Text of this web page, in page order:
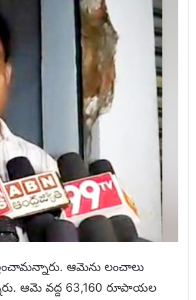
ఆమెను లంచాలు
ఆమె వద్ద 63,160 రూపాయల